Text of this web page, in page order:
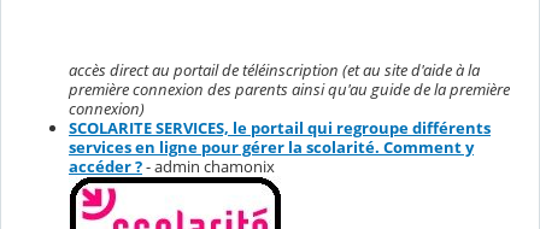
accès direct au portail de téléinscription (et au site d'aide à la
première connexion des parents ainsi qu'au guide de la première
connexion)
SCOLARITE SERVICES, le portail qui regroupe différents
services en ligne pour gérer la scolarité. Comment y
accéder ?- admin chamonix